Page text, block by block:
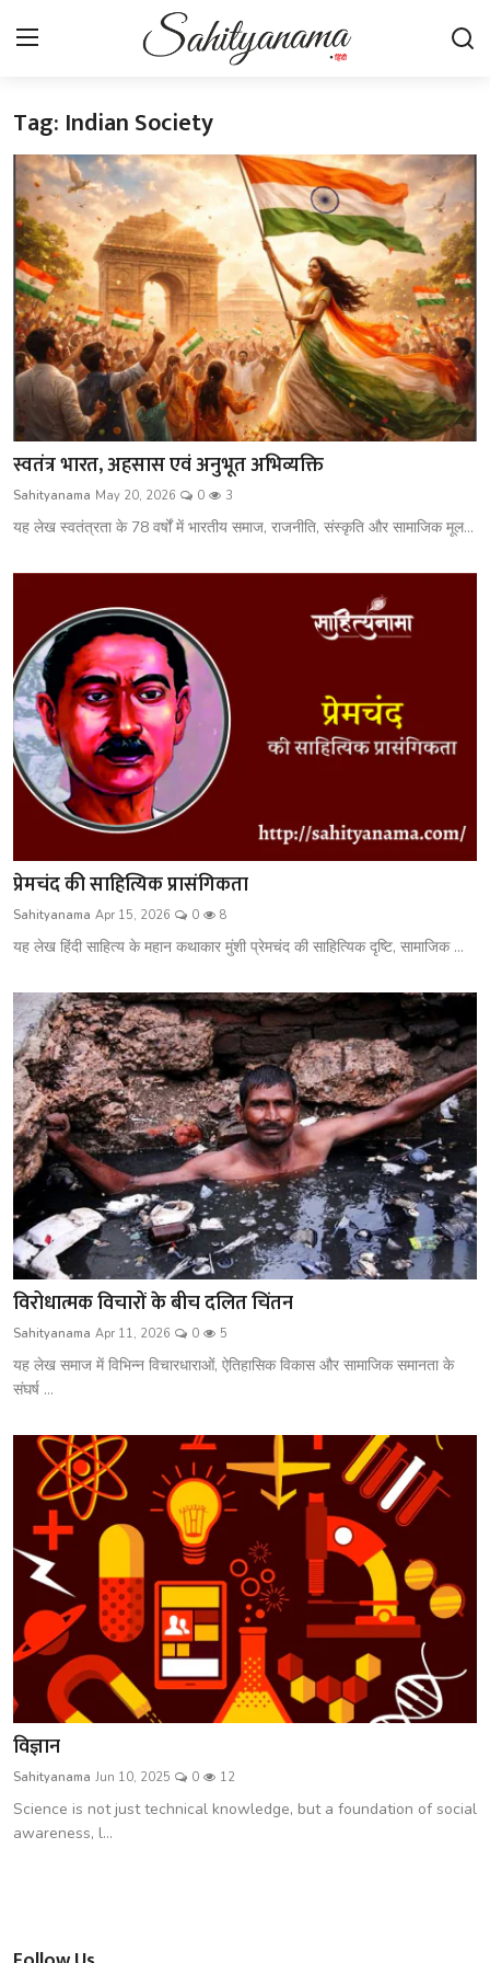
Login
स्वतंत्रता सेनानी
साहित्य समाचार
होम
कहानी
कविता
आलेख
शख्सियत
यात्रावृत्तांत
उपन्यास
सिनेमा
शायरी
Tag: Indian Society
स्वतंत्र भारत, अहसास एवं अनुभूत अभिव्यक्ति
Sahityanama May 20, 2026 0 3
यह लेख स्वतंत्रता के 78 वर्षों में भारतीय समाज, राजनीति, संस्कृति और सामाजिक मूल...
प्रेमचंद की साहित्यिक प्रासंगिकता
Sahityanama Apr 15, 2026 0 8
यह लेख हिंदी साहित्य के महान कथाकार मुंशी प्रेमचंद की साहित्यिक दृष्टि, सामाजिक ...
विरोधात्मक विचारों के बीच दलित चिंतन
Sahityanama Apr 11, 2026 0 5
यह लेख समाज में विभिन्न विचारधाराओं, ऐतिहासिक विकास और सामाजिक समानता के
संघर्ष ...
विज्ञान
Sahityanama Jun 10, 2025 0 12
Science is not just technical knowledge, but a foundation of social
awareness, l...